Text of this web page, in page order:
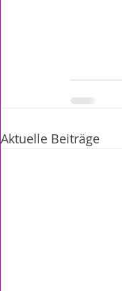
Aktuelle Beiträge